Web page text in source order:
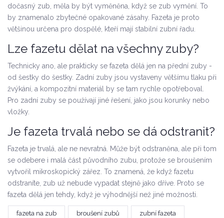
dočasný zub, měla by být vyměněna, když se zub vymění. To
by znamenalo zbytečné opakované zásahy. Fazeta je proto
většinou určena pro dospělé, kteří mají stabilní zubní řadu.
Lze fazetu dělat na všechny zuby?
Technicky ano, ale prakticky se fazeta dělá jen na přední zuby -
od šestky do šestky. Zadní zuby jsou vystaveny většímu tlaku při
žvýkání, a kompozitní materiál by se tam rychle opotřeboval.
Pro zadní zuby se používají jiné řešení, jako jsou korunky nebo
vložky.
Je fazeta trvalá nebo se dá odstranit?
Fazeta je trvalá, ale ne nevratná. Může být odstraněna, ale při tom
se odebere i malá část původního zubu, protože se broušením
vytvořil mikroskopický zářez. To znamená, že když fazetu
odstraníte, zub už nebude vypadat stejně jako dříve. Proto se
fazeta dělá jen tehdy, když je výhodnější než jiné možnosti.
fazeta na zub broušení zubů zubní fazeta